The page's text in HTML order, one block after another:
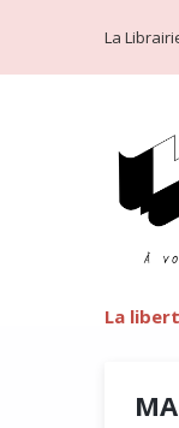
La
La